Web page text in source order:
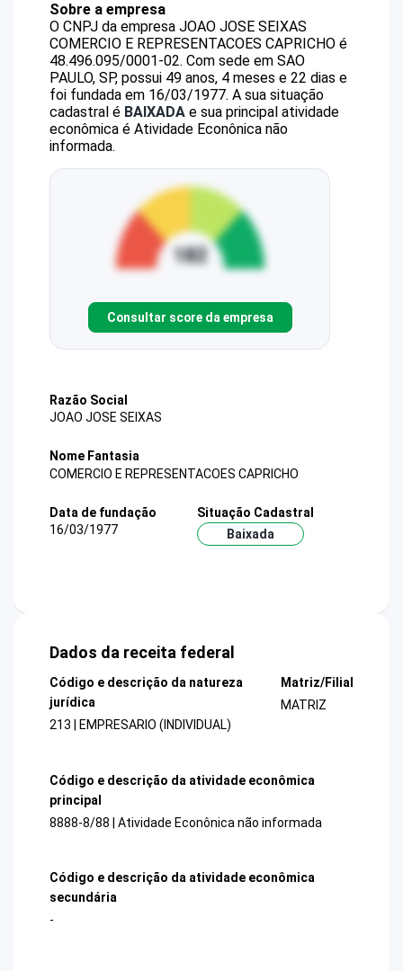
Sobre a empresa
O CNPJ da empresa JOAO JOSE SEIXAS
COMERCIO E REPRESENTACOES CAPRICHO é
48.496.095/0001-02. Com sede em SAO
PAULO, SP, possui 49 anos, 4 meses e 22 dias e
foi fundada em 16/03/1977. A sua situação
cadastral é BAIXADA e sua principal atividade
econômica é Atividade Econônica não
informada.
Consultar score da empresa
Razão Social
JOAO JOSE SEIXAS
Nome Fantasia
COMERCIO E REPRESENTACOES CAPRICHO
Data de fundação
16/03/1977
Situação Cadastral
Baixada
Dados da receita federal
Código e descrição da natureza
jurídica
213 | EMPRESARIO (INDIVIDUAL)
Matriz/Filial
MATRIZ
Código e descrição da atividade econômica
principal
8888-8/88 | Atividade Econônica não informada
Código e descrição da atividade econômica
secundária
-